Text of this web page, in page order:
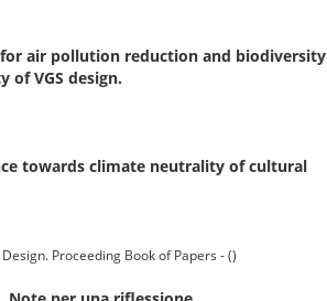
for air pollution reduction and biodiversity
VGS design.
towards climate neutrality of cultural
Proceeding Book of Papers - ()